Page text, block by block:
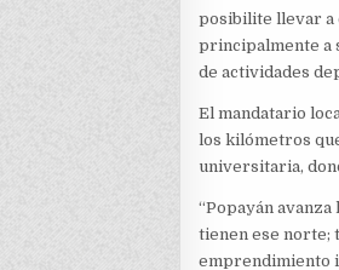
posibilite llevar a
principalmente a
de actividades
El mandatario
los kilómetros
universitaria,
“Popayán
tienen ese norte;
emprendimiento